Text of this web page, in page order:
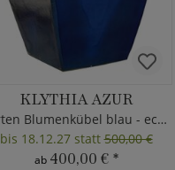
KLYTHIA AZUR
Garten Blumenkübel blau - eckig
bis 18.12.27 statt500,00 €
ab 400,00 € *